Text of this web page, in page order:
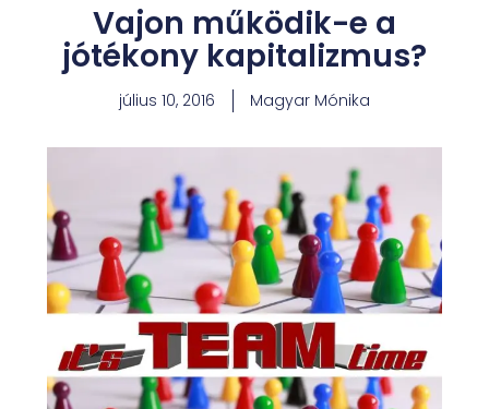
Vajon működik-e a
jótékony kapitalizmus?
július 10, 2016 Magyar Mónika